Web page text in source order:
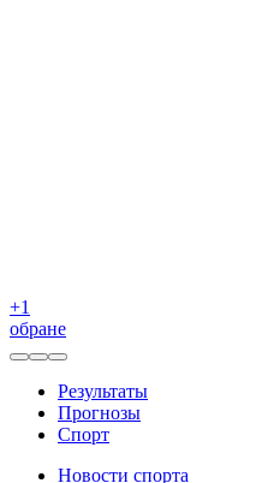
+1
обране
Результаты
Прогнозы
Спорт
Новости спорта